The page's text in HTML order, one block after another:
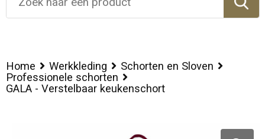
Home Werkkleding
Schorten en Sloven
Professionele schorten
GALA - Verstelbaar keukenschort